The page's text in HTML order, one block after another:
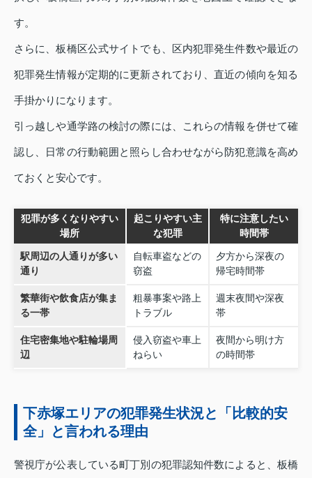
す。
さらに、板橋区公式サイトでも、区内犯罪発生件数や最近の
犯罪発生情報が定期的に更新されており、直近の傾向を知る
手掛かりになります。
引っ越しや通学路の検討の際には、これらの情報を併せて確
認し、日常の行動範囲と照らし合わせながら防犯意識を高め
ておくと安心です。
犯罪が多くなりやすい
場所
起こりやすい主
な犯罪
特に注意したい
時間帯
駅周辺の人通りが多い
通り
自転車盗などの
窃盗
夕方から深夜の
帰宅時間帯
繁華街や飲食店が集ま
る一帯
粗暴事案や路上
トラブル
週末夜間や深夜
帯
住宅密集地や駐輪場周
辺
侵入窃盗や車上
ねらい
夜間から明け方
の時間帯
下赤塚エリアの犯罪発生状況と「比較的安
全」と言われる理由
警視庁が公表している町丁別の犯罪認知件数によると、板橋